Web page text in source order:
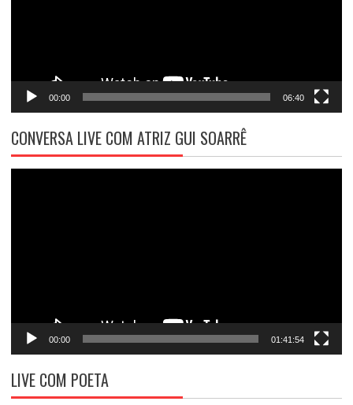
00:00 06:40
CONVERSA LIVE COM ATRIZ GUI SOARRÊ
00:00 01:41:54
LIVE COM POETA